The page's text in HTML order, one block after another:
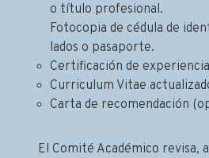
o título profesional.
Fotocopia de cédula de
lados o pasaporte.
Certificación de
Curriculum Vitae
Carta de recomendación
El Comité Académico revisa,